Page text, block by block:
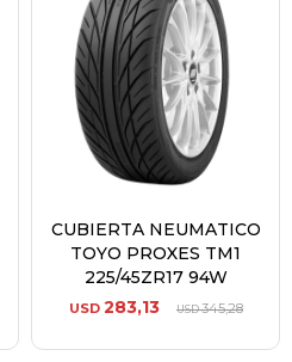
CUBIERTA NEUMATICO
TOYO PROXES TM1
225/45ZR17 94W
USD 283,13 USD345,28